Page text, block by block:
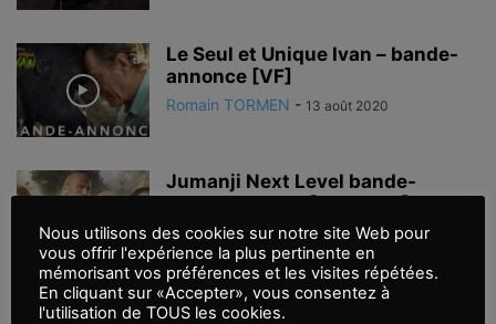
Le Seul et Unique Ivan – bande-
annonce [VF]
Romain TORMEN - 13 août 2020
Jumanji Next Level bande-
Romain TORMEN - 1 novembre 2019
Dumbo, plus qu’une adaptation !
Nous utilisons des cookies sur notre site Web pour
vous offrir l'expérience la plus pertinente en
mémorisant vos préférences et les visites répétées.
En cliquant sur «Accepter», vous consentez à
l'utilisation de TOUS les cookies.